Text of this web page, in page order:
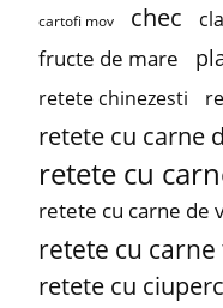
cartofi mov chec
fructe de mare
retete chinezesti
retete cu carne
retete cu
retete cu carne de
retete cu carne
retete cu